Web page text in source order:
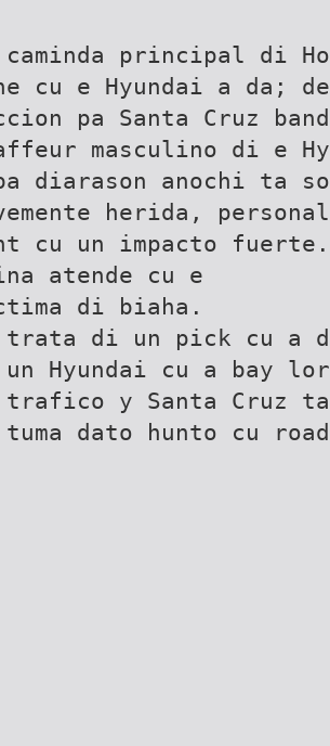
caminda principal di
cu e Hyundai a da;
pa Santa Cruz
masculino di e
diarason anochi ta
herida,
cu un impacto fuerte.
atende cu e
di biaha.
trata di un pick cu a
Hyundai cu a bay
y Santa Cruz
tuma dato hunto cu